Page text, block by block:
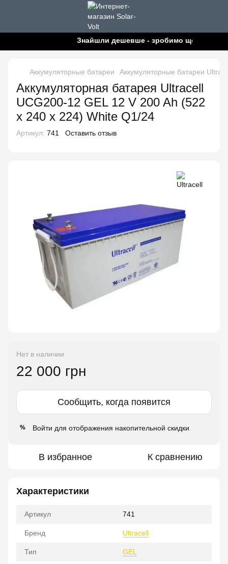
Знайшли дешевше - зробимо ще дешевше!
Аккумуляторные батареи Аккумуляторные батареи
Аккумуляторная батарея Ultracell
UCG200-12 GEL 12 V 200 Ah (522
x 240 x 224) White Q1/24
Артикул: 741 Оставить отзыв
Нет в наличии
22 000 грн
Сообщить, когда появится
% Войти для отображения накопительной скидки
В избранное К сравнению
Характеристики
Артикул 741
Бренд Ultracell
Тип GEL